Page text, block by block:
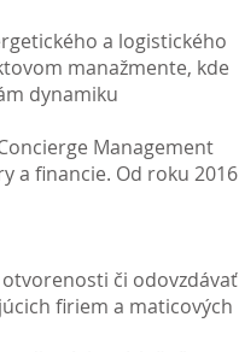
a logistického
manažmente, kde
dynamiku
Management
a financie. Od roku 2016
či odovzdávať
firiem a maticových